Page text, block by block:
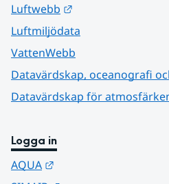
Luftwebb
Luftmiljödata
VattenWebb
Datavärdskap, oceanografi
Datavärdskap för
Logga in
AQUA